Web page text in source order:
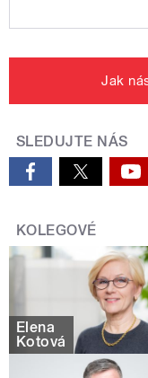
Jak
SLEDUJTE NÁS
KOLEGOVÉ
Elena
Kotová